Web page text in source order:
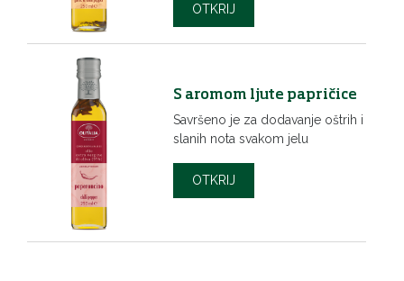
OTKRIJ
S aromom ljute papričice
Savršeno je za dodavanje oštrih i
slanih nota svakom jelu
OTKRIJ